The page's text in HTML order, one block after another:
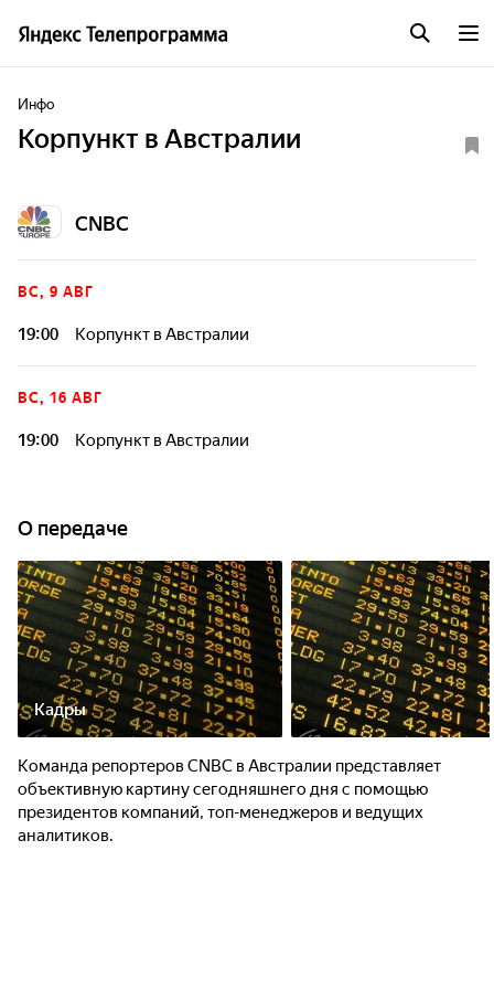
Инфо
Корпункт в Австралии
CNBC
ВС, 9 АВГ
19:00 Корпункт в Австралии
ВС, 16 АВГ
19:00 Корпункт в Австралии
О передаче
Кадры
Команда репортеров CNBC в Австралии представляет
объективную картину сегодняшнего дня с помощью
президентов компаний, топ-менеджеров и ведущих
аналитиков.